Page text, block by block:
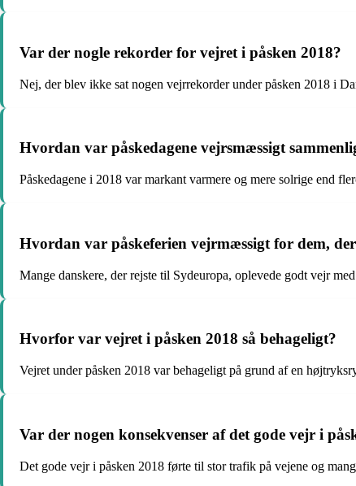
Var der nogle rekorder for vejret i påsken 2018?
Nej, der blev ikke sat nogen vejrrekorder under påsken 2018 i
Hvordan var påskedagene vejrsmæssigt
Påskedagene i 2018 var markant varmere og mere solrige end
Hvordan var påskeferien vejrmæssigt for dem,
Mange danskere, der rejste til Sydeuropa, oplevede godt vejr
Hvorfor var vejret i påsken 2018 så behageligt?
Vejret under påsken 2018 var behageligt på grund af en
Var der nogen konsekvenser af det gode vejr i
Det gode vejr i påsken 2018 førte til stor trafik på vejene og